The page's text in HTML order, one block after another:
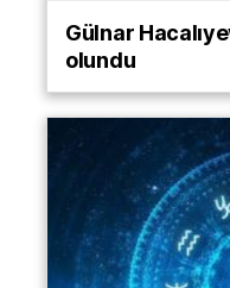
Gülnar
olundu